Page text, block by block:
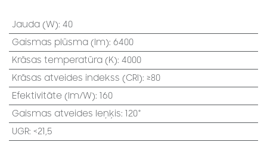
Jauda (W): 40
Gaismas plūsma (lm): 6400
Krāsas temperatūra (K): 4000
Krāsas atveides indekss (CRI): ≥80
Efektivitāte (lm/W): 160
Gaismas atveides leņķis: 120°
UGR: <21,5